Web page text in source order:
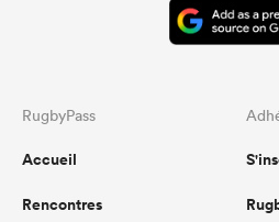
RugbyPass
Accueil
Rencontres